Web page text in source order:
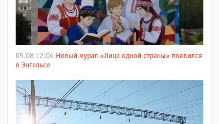
05.08 12:06 Новый мурал «Лица одной страны» появился
в Энгельсе